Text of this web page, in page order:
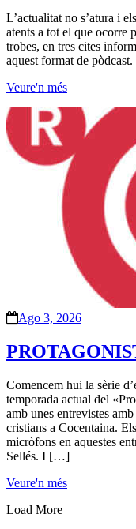
L’actualitat no s’atura i
atents a tot el que ocorre
trobes, en tres cites
aquest format de pòdcast.
Veure'n més
Ago 3, 2026
Comencem hui la sèrie
temporada actual del
amb unes entrevistes
cristians a Cocentaina.
micròfons en aquestes
Sellés. I […]
Veure'n més
Load More